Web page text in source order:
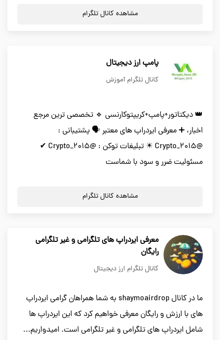
مشاهده کانال تلگرام
پامپ ارز دیجیتال
کانال تلگرام آموزش
👑 دیکتاتور+پامپ+کریپتوکارنسی 🔹 تخصصی ترین مرجع
اخبار، ➕ معرفی ایردراپ های معتبر 🗣️ پشتیبانی :
@Crypto_2015 ☀ تبلیغات توکن : @Crypto_2015 ✔
مسئولیت ضرر و سود با شماست
مشاهده کانال تلگرام
معرفی ایردراپ های تلگرامی و غیر تلگرامی
رایگان
کانال تلگرام ارز دیجیتال
ما در کانال shaymoairdrop به شما همراهان گرامی ایردراپ
های با ارزش و رایگان معرفی خواهیم کرد که این ایردراپ ها
شامل ایردراپ های تلگرامی و غیر تلگرامی است. امیدواریم...